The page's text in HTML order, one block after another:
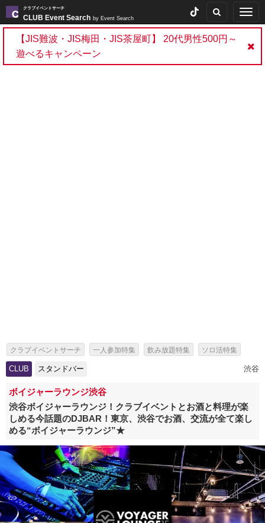
クラブイベントサーチ
CLUB Event Search by Event Search
【JIS難波・JIS梅田・JIS茶屋町】 20代男性500円～
遊べるキャンペーン
クラブイベントサーチ 一人参加特集 飲み放題特集 ソロ活特集
女性無料特集 出会いイベント特集
スタンドバー特集
CLUB スタンドバー 渋谷
ボイジャーラウンジ渋谷
渋谷ボイジャーラウンジ！クラブイベントとお酒と料理が楽
しめる今話題のDJBAR！東京、渋谷でお酒、交流が全て楽し
める“ボイジャーラウンジ”★